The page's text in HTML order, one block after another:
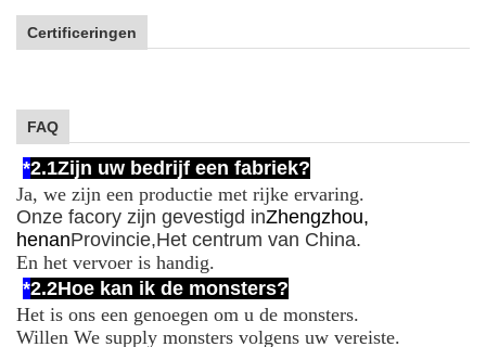
Certificeringen
FAQ
*2.1Zijn uw bedrijf een fabriek?
Ja, we zijn een productie met rijke ervaring.
Onze facory zijn gevestigd inZhengzhou,
henanProvincie,Het centrum van China.
En het vervoer is handig.
*2.2Hoe kan ik de monsters?
Het is ons een genoegen om u de monsters.
Willen We supply monsters volgens uw vereiste.